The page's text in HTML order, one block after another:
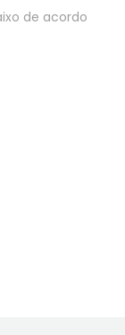
de acordo